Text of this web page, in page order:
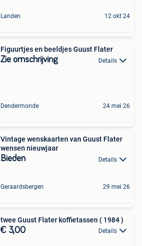
Landen 12 okt 24
Figuurtjes en beeldjes Guust Flater
Zie omschrijving Details
Dendermonde 24 mei 26
Vintage wenskaarten van Guust Flater
wensen nieuwjaar
Bieden Details
Geraardsbergen 29 mei 26
twee Guust Flater koffietassen ( 1984 )
€ 3,00 Details